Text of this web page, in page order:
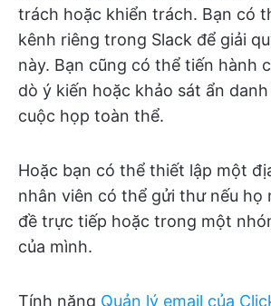
trách hoặc khiển trách. Bạn có
kênh riêng trong Slack để giải
này. Bạn cũng có thể tiến hành
dò ý kiến hoặc khảo sát ẩn
cuộc họp toàn thể.
Hoặc bạn có thể thiết lập một
nhân viên có thể gửi thư nếu họ
đề trực tiếp hoặc trong một
của mình.
Tính năng Quản lý email của